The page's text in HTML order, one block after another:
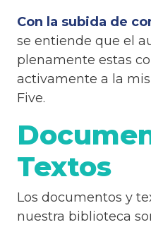
Con la subida de
se entiende que el
plenamente estas
activamente a la
Five.
Textos
Los documentos y
nuestra biblioteca